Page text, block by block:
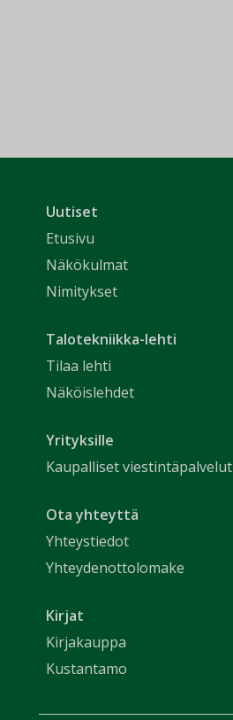
Uutiset
Etusivu
Näkökulmat
Nimitykset
Talotekniikka-lehti
Tilaa lehti
Näköislehdet
Yrityksille
Kaupalliset viestintäpalvelut
Ota yhteyttä
Yhteystiedot
Yhteydenottolomake
Kirjat
Kirjakauppa
Kustantamo